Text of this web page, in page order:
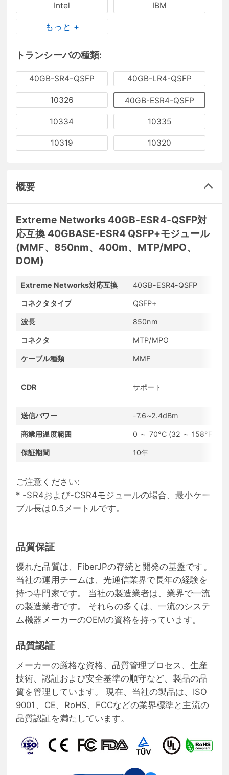
Intel IBM
もっと +
トランシーバの種類:
40GB-SR4-QSFP 40GB-LR4-QSFP
10326 40GB-ESR4-QSFP
10334 10335
10319 10320
概要
Extreme Networks 40GB-ESR4-QSFP対
応互換 40GBASE-ESR4 QSFP+モジュール
(MMF、850nm、400m、MTP/MPO、
DOM)
Extreme Networks対応互換 40GB-ESR4-QSFP
コネクタタイプ QSFP+
波長 850nm
コネクタ MTP/MPO
ケーブル種類 MMF
CDR サポート
送信パワー -7.6~2.4dBm
商業用温度範囲 0 ～ 70°C (32 ～ 158°F)
保証期間 10年
ご注意ください:
* -SR4および-CSR4モジュールの場合、最小ケー
ブル長は0.5メートルです。
品質保証
優れた品質は、FiberJPの存続と開発の基盤です。
当社の運用チームは、光通信業界で長年の経験を
持つ専門家です。 当社の製造業者は、業界で一流
の製造業者です。 それらの多くは、一流のシステ
ム機器メーカーのOEMの資格を持っています。
品質認証
メーカーの厳格な資格、品質管理プロセス、生産
技術、認証および安全基準の順守など、製品の品
質を管理しています。 現在、当社の製品は、ISO
9001、CE、RoHS、FCCなどの業界標準と主流の
品質認証を満たしています。